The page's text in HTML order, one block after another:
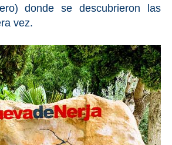
donde se descubrieron las
vez.